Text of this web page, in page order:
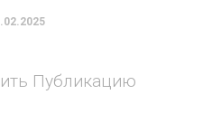
Публикацию